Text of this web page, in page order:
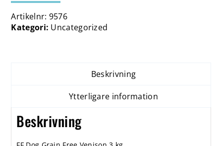
Artikelnr: 9576
Kategori: Uncategorized
Beskrivning
Ytterligare information
Beskrivning